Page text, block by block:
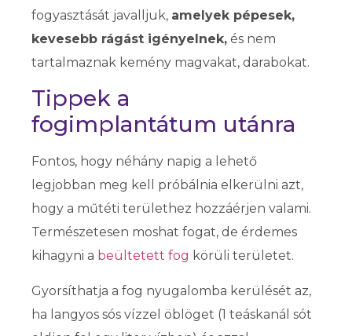
fogyasztását javalljuk, amelyek pépesek,
kevesebb rágást igényelnek, és nem
tartalmaznak kemény magvakat, darabokat.
Tippek a
fogimplantátum utánra
Fontos, hogy néhány napig a lehető
legjobban meg kell próbálnia elkerülni azt,
hogy a műtéti területhez hozzáérjen valami.
Természetesen moshat fogat, de érdemes
kihagyni a beültetett fog körüli területet.
Gyorsíthatja a fog nyugalomba kerülését az,
ha langyos sós vízzel öblöget (1 teáskanál sót